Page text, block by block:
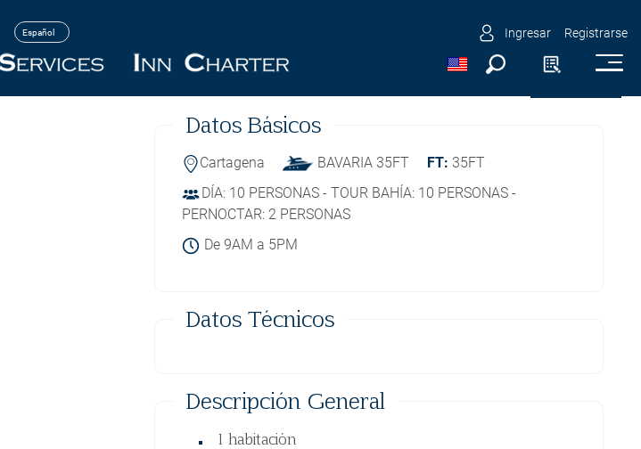
Ingresar Registrarse
Datos Básicos
Cartagena BAVARIA 35FT FT: 35FT
DÍA: 10 PERSONAS - TOUR BAHÍA: 10 PERSONAS -
PERNOCTAR: 2 PERSONAS
De 9AM a 5PM
Datos Técnicos
Descripción General
1 habitación